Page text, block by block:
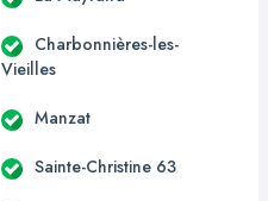
Charbonnières-les-
Vieilles
Manzat
Sainte-Christine 63